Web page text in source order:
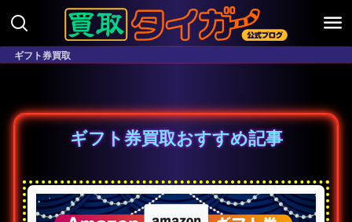
ギフト券買取
ギフト券買取おすすめ記事